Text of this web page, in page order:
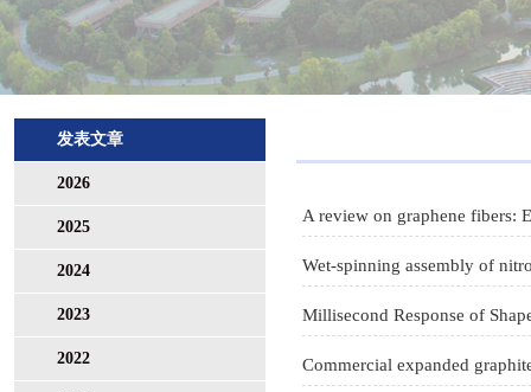
发表文章
2026
2025
2024
2023
2022
A review on graphene fibers: